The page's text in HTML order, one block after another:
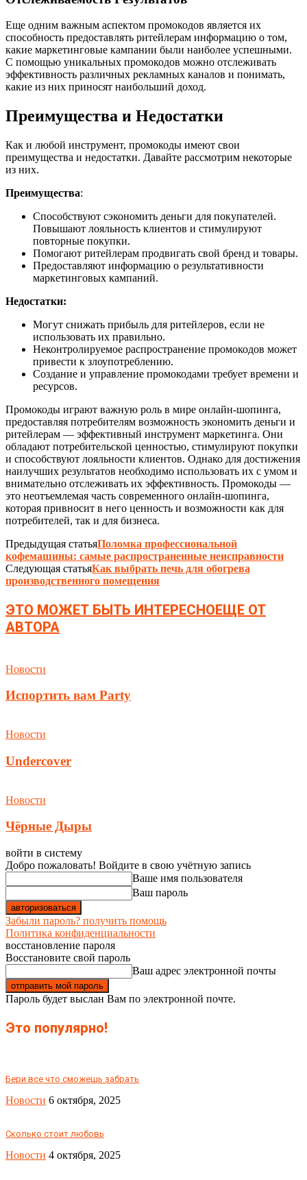
Еще одним важным аспектом промокодов является их
способность предоставлять ритейлерам информацию о том,
какие маркетинговые кампании были наиболее успешными.
С помощью уникальных промокодов можно отслеживать
эффективность различных рекламных каналов и понимать,
какие из них приносят наибольший доход.
Преимущества и Недостатки
Как и любой инструмент, промокоды имеют свои
преимущества и недостатки. Давайте рассмотрим некоторые
из них.
Преимущества:
Способствуют сэкономить деньги для покупателей.
Повышают лояльность клиентов и стимулируют
повторные покупки.
Помогают ритейлерам продвигать свой бренд и товары.
Предоставляют информацию о результативности
маркетинговых кампаний.
Недостатки:
Могут снижать прибыль для ритейлеров, если не
использовать их правильно.
Неконтролируемое распространение промокодов может
привести к злоупотреблению.
Создание и управление промокодами требует времени и
ресурсов.
Промокоды играют важную роль в мире онлайн-шопинга,
предоставляя потребителям возможность экономить деньги и
ритейлерам — эффективный инструмент маркетинга. Они
обладают потребительской ценностью, стимулируют покупки
и способствуют лояльности клиентов. Однако для достижения
наилучших результатов необходимо использовать их с умом и
внимательно отслеживать их эффективность. Промокоды —
это неотъемлемая часть современного онлайн-шопинга,
которая привносит в него ценность и возможности как для
потребителей, так и для бизнеса.
Предыдущая статьяПоломка профессиональной
кофемашины: самые распространенные неисправности
Следующая статьяКак выбрать печь для обогрева
производственного помещения
ЭТО МОЖЕТ БЫТЬ ИНТЕРЕСНО ЕЩЕ ОТ
АВТОРА
Новости
Испортить вам Party
Новости
Undercover
Новости
Чёрные Дыры
войти в систему
Добро пожаловать! Войдите в свою учётную запись
Ваше имя пользователя
Ваш пароль
Забыли пароль? получить помощь
Политика конфиденциальности
восстановление пароля
Восстановите свой пароль
Ваш адрес электронной почты
Пароль будет выслан Вам по электронной почте.
Это популярно!
Бери все что сможешь забрать
Новости 6 октября, 2025
Сколько стоит любовь
Новости 4 октября, 2025